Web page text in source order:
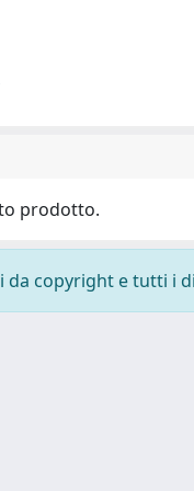
prodotto.
copyright e tutti i